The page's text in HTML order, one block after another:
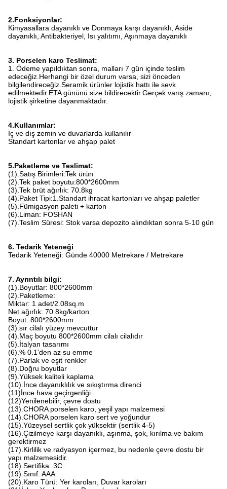
2.Fonksiyonlar:
Kimyasallara dayanıklı ve Donmaya karşı dayanıklı, Aside
dayanıklı, Antibakteriyel, Isı yalıtımı, Aşınmaya dayanıklı
3. Porselen karo Teslimat:
1. Ödeme yapıldıktan sonra, malları 7 gün içinde teslim
edeceğiz.Herhangi bir özel durum varsa, sizi önceden
bilgilendireceğiz.Seramik ürünler lojistik hattı ile sevk
edilmektedir.ETA gününü size bildirecektir.Gerçek varış zamanı,
lojistik şirketine dayanmaktadır.
4.Kullanımlar:
İç ve dış zemin ve duvarlarda kullanılır
Standart kartonlar ve ahşap palet
5.Paketleme ve Teslimat:
(1).Satış Birimleri:Tek ürün
(2).Tek paket boyutu:800*2600mm
(3).Tek brüt ağırlık: 70.8kg
(4).Paket Tipi:1.Standart ihracat kartonları ve ahşap paletler
(5).Fümigasyon paleti + karton
(6).Liman: FOSHAN
(7).Teslim Süresi: Stok varsa depozito alındıktan sonra 5-10 gün
6. Tedarik Yeteneği
Tedarik Yeteneği: Günde 40000 Metrekare / Metrekare
7. Ayrıntılı bilgi:
(1).Boyutlar: 800*2600mm
(2).Paketleme:
Miktar: 1 adet/2.08sq.m
Net ağırlık: 70.8kg/karton
Boyut: 800*2600mm
(3).sır cilalı yüzey mevcuttur
(4).Maç boyutu 800*2600mm cilalı cilalıdır
(5).İtalyan tasarımı
(6).% 0.1'den az su emme
(7).Parlak ve eşit renkler
(8).Doğru boyutlar
(9).Yüksek kaliteli kaplama
(10).İnce dayanıklılık ve sıkıştırma direnci
(11)İnce hava geçirgenliği
(12)Yenilenebilir, çevre dostu
(13).CHORA porselen karo, yeşil yapı malzemesi
(14).CHORA porselen karo sert ve yoğundur
(15).Yüzeysel sertlik çok yüksektir (sertlik 4-5)
(16).Çizilmeye karşı dayanıklı, aşınma, şok, kırılma ve bakım
gerektirmez
(17).Kirlilik ve radyasyon içermez, bu nedenle çevre dostu bir
yapı malzemesidir.
(18).Sertifika: 3C
(19).Sınıf: AAA
(20).Karo Türü: Yer karoları, Duvar karoları